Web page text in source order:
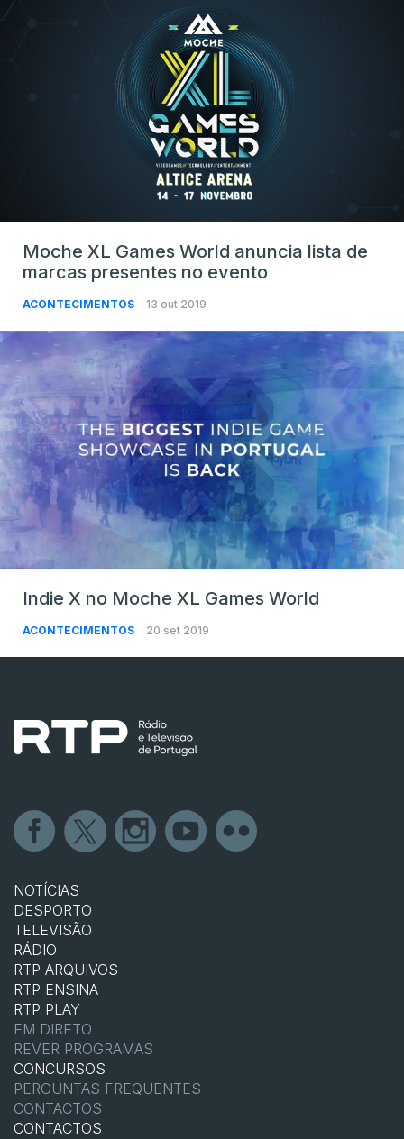
Moche XL Games World anuncia lista de
marcas presentes no evento
ACONTECIMENTOS 13 out 2019
Indie X no Moche XL Games World
ACONTECIMENTOS 20 set 2019
NOTÍCIAS
DESPORTO
TELEVISÃO
RÁDIO
RTP ARQUIVOS
RTP ENSINA
RTP PLAY
EM DIRETO
REVER PROGRAMAS
CONCURSOS
PERGUNTAS FREQUENTES
CONTACTOS
CONTACTOS